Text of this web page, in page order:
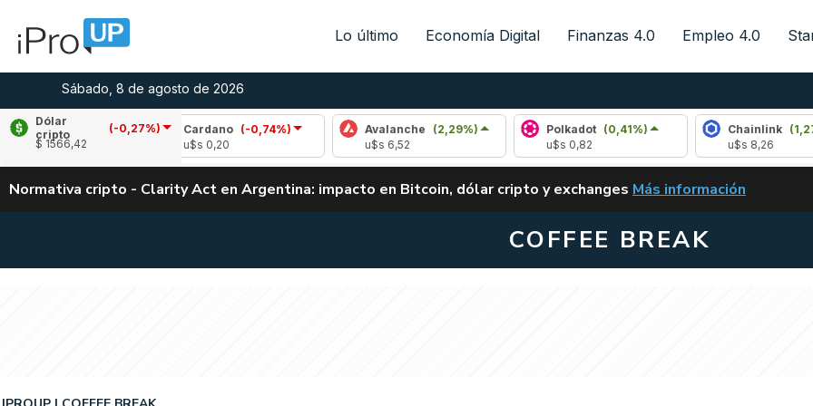
Lo último Economía Digital Finanzas 4.0 Empleo 4.0
Sábado, 8 de agosto de 2026
Dólar
cripto
(-0,27%)
$ 1566,42
Cardano (-0,74%)
Avalanche
(2,29%)
Polkadot (0,41%)
Chainlink (1,27%)
Normativa cripto - Clarity Act en Argentina: impacto en Bitcoin, dólar cripto y exchanges CLARITY ACT EN
Más información
COFFEE BREAK